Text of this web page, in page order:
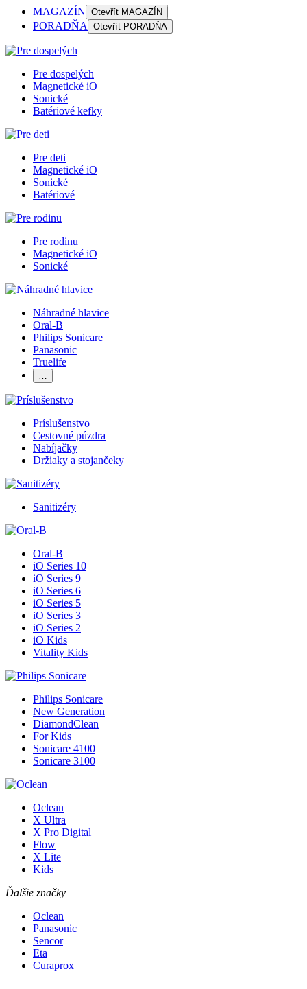
MAGAZÍN Otevřít MAGAZÍN
PORADŇA Otevřít PORADŇA
Pre dospelých
Magnetické iO
Sonické
Batériové kefky
Pre deti
Magnetické iO
Sonické
Batériové
Pre rodinu
Magnetické iO
Sonické
Náhradné hlavice
Oral-B
Philips Sonicare
Panasonic
Truelife
…
Príslušenstvo
Cestovné púzdra
Nabíjačky
Držiaky a stojančeky
Sanitizéry
Oral-B
iO Series 10
iO Series 9
iO Series 6
iO Series 5
iO Series 3
iO Series 2
iO Kids
Vitality Kids
Philips Sonicare
New Generation
DiamondClean
For Kids
Sonicare 4100
Sonicare 3100
Oclean
X Ultra
X Pro Digital
Flow
X Lite
Kids
Ďalšie značky
Oclean
Panasonic
Sencor
Eta
Curaprox